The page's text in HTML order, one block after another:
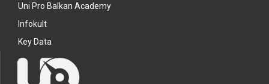
Uni Pro Balkan Academy
Infokult
Key Data